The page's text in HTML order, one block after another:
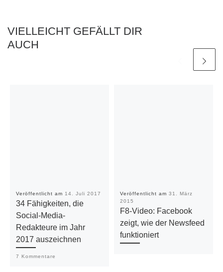
VIELLEICHT GEFÄLLT DIR
AUCH
Veröffentlicht am 14. Juli 2017
34 Fähigkeiten, die
Social-Media-
Redakteure im Jahr
2017 auszeichnen
7 Kommentare
Veröffentlicht am 31. März
2015
F8-Video: Facebook
zeigt, wie der Newsfeed
funktioniert